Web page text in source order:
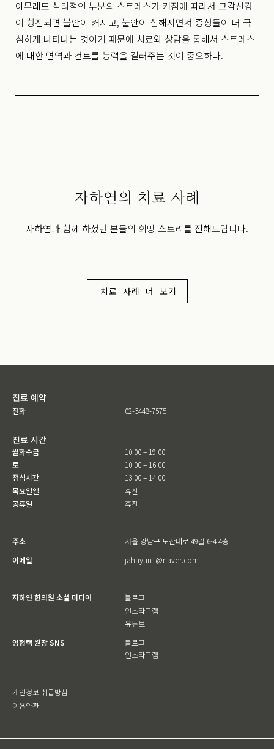
아무래도 심리적인 부분의 스트레스가 커짐에 따라서 교감신경
이 항진되면 불안이 커지고, 불안이 심해지면서 증상들이 더 극
심하게 나타나는 것이기 때문에 치료와 상담을 통해서 스트레스
에 대한 면역과 컨트롤 능력을 길러주는 것이 중요하다.
자하연의 치료 사례
자하연과 함께 하셨던 분들의 희망 스토리를 전해드립니다.
치료 사례 더 보기
진료 예약
전화 02-3448-7575
진료 시간
월화수금
토
점심시간
목요일일
공휴일
10:00 – 19:00
10:00 – 16:00
13:00 – 14:00
휴진
휴진
주소
서울 강남구 도산대로 49길 6-4 4층
이메일
jahayun1@naver.com
자하연 한의원 소셜 미디어
블로그
인스타그램
유튜브
임형택 원장 SNS
블로그
인스타그램
개인정보 취급방침
이용약관